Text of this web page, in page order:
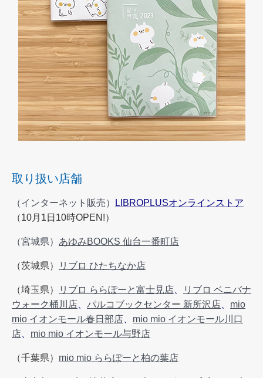
取り扱い店舗
（インターネット販売）
LIBROPLUSオンラインストア
（10月1日10時OPEN!）
（宮城県） あゆみBOOKS 仙台一番町店
（茨城県） リブロ ひたちなか店
（埼玉県） リブロ ららぽーと富士見店
リブロ ベニバナ
ウォーク桶川店
パルコブックセンター 新所沢店
mio
mio イオンモール春日部店
mio mio イオンモール川口
店
mio mio イオンモール与野店
（千葉県） mio mio ららぽーと柏の葉店